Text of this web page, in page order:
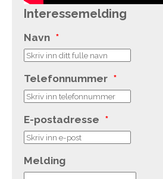
Interessemelding
Navn *
Telefonnummer *
E-postadresse *
Melding